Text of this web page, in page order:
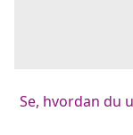
Se, hvordan du